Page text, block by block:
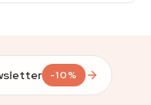
-10%